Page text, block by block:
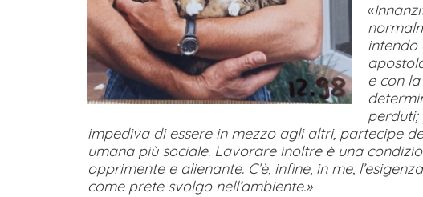
«
intendo
e con
perduti;
impediva di essere in mezzo agli altri, partecipe
umana più sociale. Lavorare inoltre è una
opprimente e alienante. C’è, infine, in me,
come prete svolgo nell’ambiente.»